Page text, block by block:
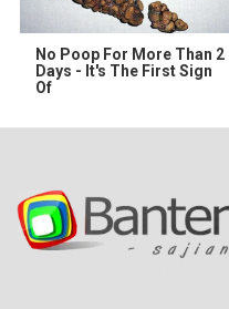
No Poop For More Than 2
Days - It's The First Sign
Of